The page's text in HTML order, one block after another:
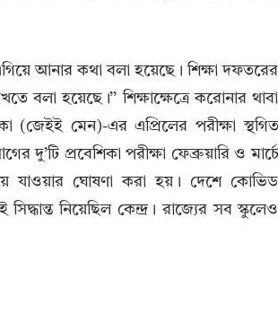
এগিয়ে আনার কথা বলা হয়েছে। শিক্ষা দফতরের
বলা হয়েছে।’’ শিক্ষাক্ষেত্রে করোনার থাবা
(জেইই মেন)-এর এপ্রিলের পরীক্ষা স্থগিত
দু’টি প্রবেশিকা পরীক্ষা ফেব্রুয়ারি ও মার্চে
যাওয়ার ঘোষণা করা হয়। দেশে কোভিড
নিয়েছিল কেন্দ্র। রাজ্যের সব স্কুলেও